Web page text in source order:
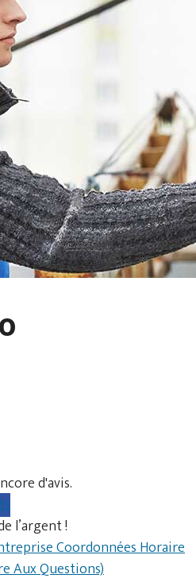
d'avis.
l’argent !
CoordonnéesHoraire
Aux Questions)